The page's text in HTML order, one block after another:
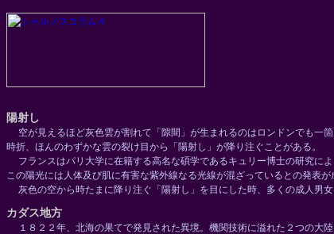
陽射し
空が見えるほど灰色雲が割れて「隙間」が生まれるのはロンドンでも一箇
時折、ほんのわずかな雲の裂け目から「陽射し」が降り注ぐことがある。
フランスはパリ大学に在籍する高名な碩学であるキュリー博士の研究によ
この陽光には人体及び肌に有害な紫外線なる光線が混ざっているとの発表が
灰色の空から時たまに降り注ぐ「陽射し」を目にした時、多くの成人男女
カダス地方
１８２２年、北海の果てで発見された異境。機関技術に溢れた２つの大陸